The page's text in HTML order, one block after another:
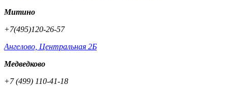
Митино
+7(495)120-26-57
Ангелово, Центральная 2Б
Медведково
+7 (499) 110-41-18